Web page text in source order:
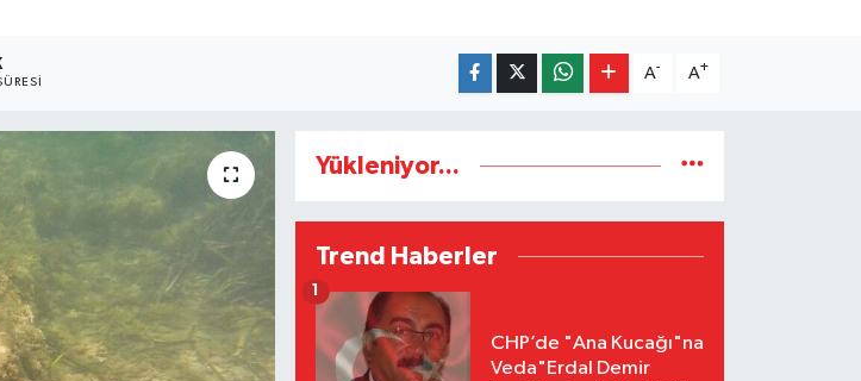
A- A+
Yükleniyor...
Trend Haberler
CHP’de "Ana Kucağı"na
Veda"Erdal Demir
1